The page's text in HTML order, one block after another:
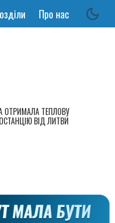
Про нас
ОТРИМАЛА ТЕПЛОВУ
ВІД ЛИТВИ